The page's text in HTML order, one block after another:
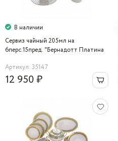
В наличии
Сервиз чайный 205мл на
6перс.15пред. "Бернадотт Платина
Артикул: 35147
12 950 ₽